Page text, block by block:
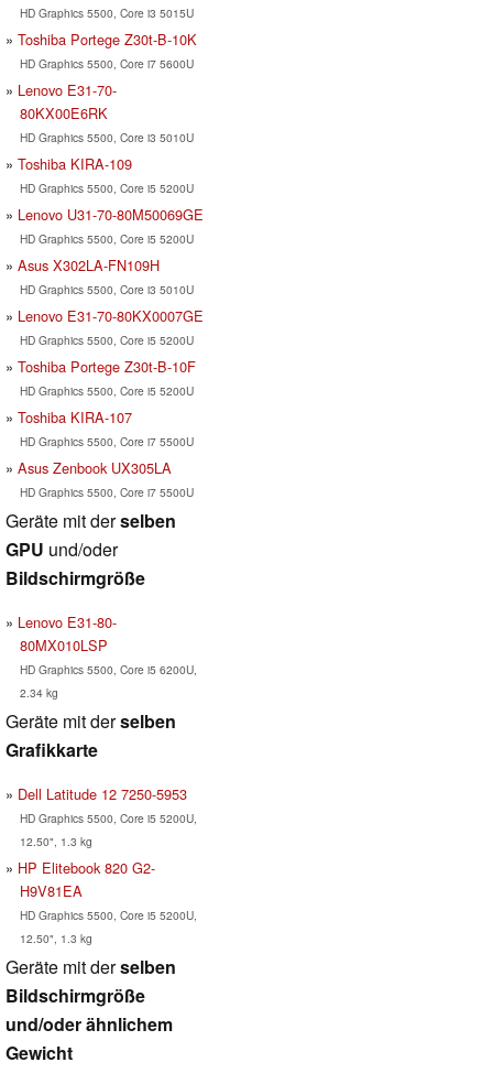
HD Graphics 5500, Core i3 5015U
Toshiba Portege Z30t-B-10K
HD Graphics 5500, Core i7 5600U
Lenovo E31-70-
80KX00E6RK
HD Graphics 5500, Core i3 5010U
Toshiba KIRA-109
HD Graphics 5500, Core i5 5200U
Lenovo U31-70-80M50069GE
HD Graphics 5500, Core i5 5200U
Asus X302LA-FN109H
HD Graphics 5500, Core i3 5010U
Lenovo E31-70-80KX0007GE
HD Graphics 5500, Core i5 5200U
Toshiba Portege Z30t-B-10F
HD Graphics 5500, Core i5 5200U
Toshiba KIRA-107
HD Graphics 5500, Core i7 5500U
Asus Zenbook UX305LA
HD Graphics 5500, Core i7 5500U
Geräte mit derselben
GPU und/oder
Bildschirmgröße
Lenovo E31-80-
80MX010LSP
HD Graphics 5500, Core i5 6200U,
2.34 kg
Geräte mit derselben
Grafikkarte
Dell Latitude 12 7250-5953
HD Graphics 5500, Core i5 5200U,
12.50", 1.3 kg
HP Elitebook 820 G2-
H9V81EA
HD Graphics 5500, Core i5 5200U,
12.50", 1.3 kg
Geräte mit derselben
Bildschirmgröße
und/oder ähnlichem
Gewicht